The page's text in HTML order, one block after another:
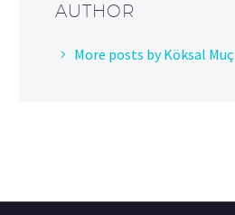
AUTHOR
More posts by Köksal Muç